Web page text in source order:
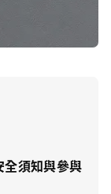
全須知與參與